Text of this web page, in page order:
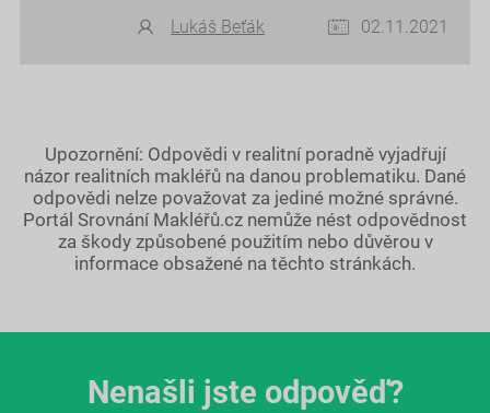
Lukáš Beťák 02.11.2021
Upozornění: Odpovědi v realitní poradně vyjadřují
názor realitních makléřů na danou problematiku. Dané
odpovědi nelze považovat za jediné možné správné.
Portál Srovnání Makléřů.cz nemůže nést odpovědnost
za škody způsobené použitím nebo důvěrou v
informace obsažené na těchto stránkách.
Nenašli jste odpověď?